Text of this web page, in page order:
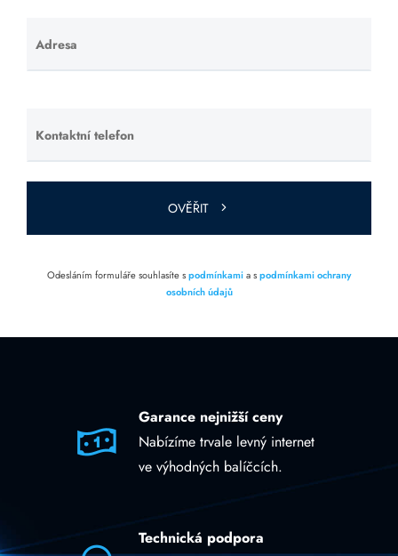
Adresa
Ponechte
toto pole
Kontaktní telefon
Ponechte
toto pole
prázdné.
OVĚŘIT
Odesláním formuláře souhlasíte spodmínkamia spodmínkami ochrany
osobních údajů
Garance nejnižší ceny
Nabízíme trvale levný internet
ve výhodných balíčcích.
Technická podpora